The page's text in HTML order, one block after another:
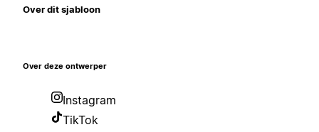
Over dit sjabloon
Over deze ontwerper
Instagram
TikTok